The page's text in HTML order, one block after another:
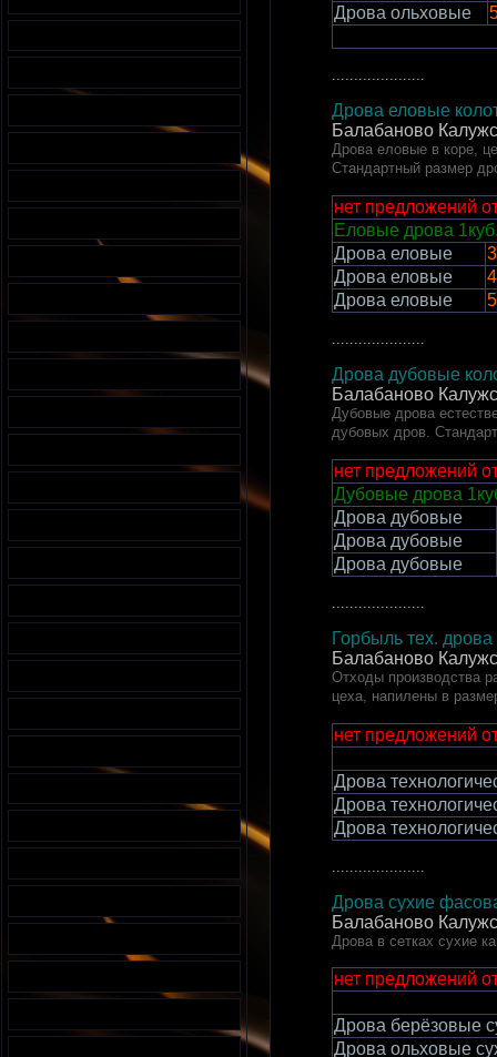
Дрова ольховые
Дрова еловые
Балабаново
Дрова еловые в коре,
Стандартный размер
нет предложений
Еловые дрова
Дрова еловые
Дрова еловые
Дрова еловые
Дрова дубовые
Балабаново
Дубовые дрова
дубовых дров.
нет предложений
Дубовые дрова
Дрова дубовые
Дрова дубовые
Дрова дубовые
Горбыль тех. дрова
Балабаново
Отходы производства
цеха, напилены в
нет предложений
Дрова
Дрова
Дрова
Дрова сухие
Балабаново
Дрова в сетках сухие
нет предложений
Дрова берёзовые
Дрова ольховые